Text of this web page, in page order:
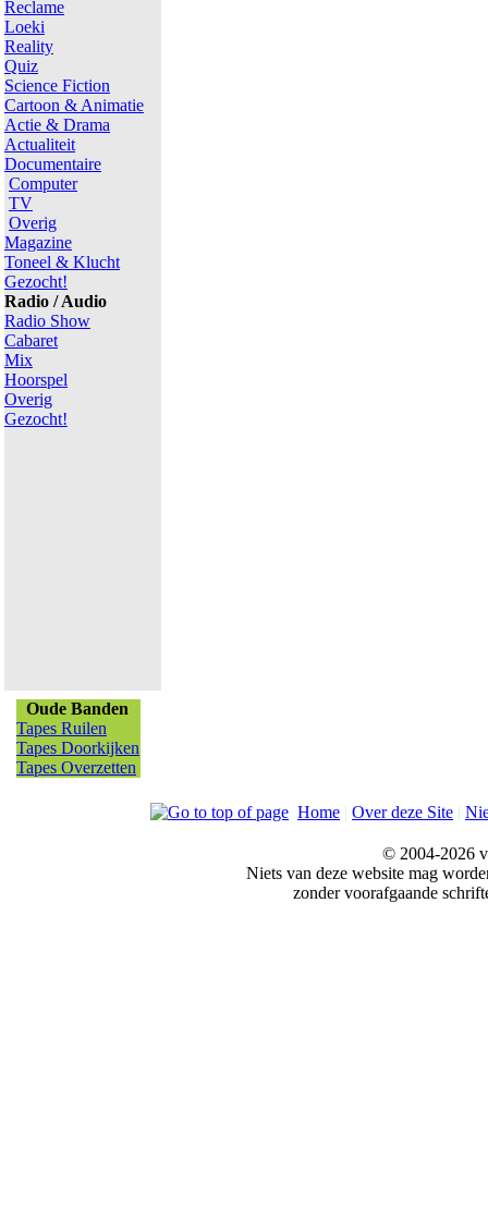
Reclame
Loeki
Reality
Quiz
Science Fiction
Cartoon & Animatie
Actie & Drama
Actualiteit
Documentaire
Computer
TV
Overig
Magazine
Toneel & Klucht
Gezocht!
Radio / Audio
Radio Show
Cabaret
Mix
Hoorspel
Overig
Gezocht!
Oude Banden
Tapes Ruilen
Tapes Doorkijken
Tapes Overzetten
Home | Over deze Site |
© 2004-2026
Niets van deze website mag
zonder voorafgaande